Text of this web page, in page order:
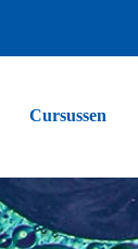
Cursussen